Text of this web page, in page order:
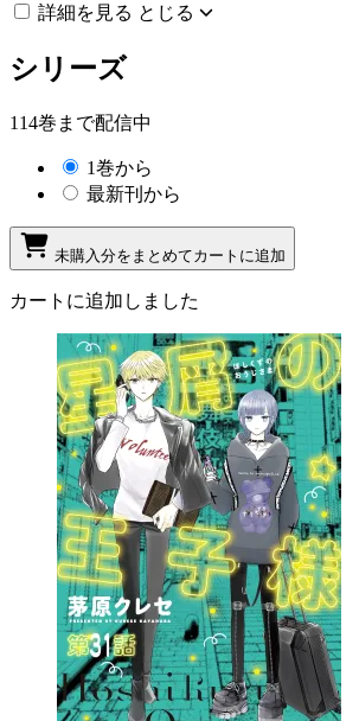
詳細を見る とじる
シリーズ
114巻まで配信中
1巻から
最新刊から
未購入分をまとめてカートに追加
カートに追加しました